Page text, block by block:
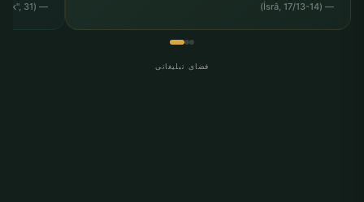
— (İsrâ, 17/13-14)
— (Buhârî, "Rikâk", 31)
فضای تبلیغاتی